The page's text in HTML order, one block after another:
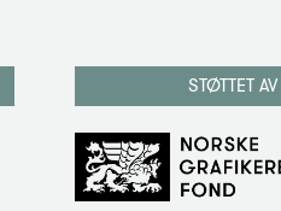
STØTTET AV